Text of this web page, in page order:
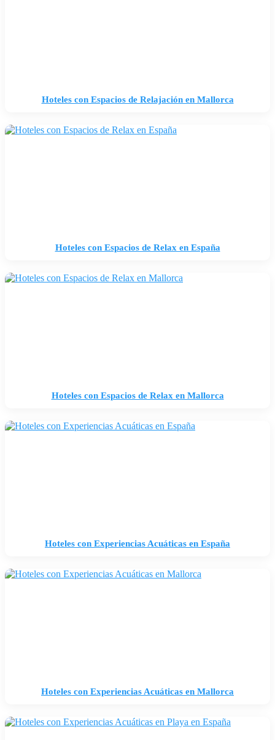
Hoteles con Espacios de Relajación en Mallorca
Hoteles con Espacios de Relax en España
Hoteles con Espacios de Relax en Mallorca
Hoteles con Experiencias Acuáticas en España
Hoteles con Experiencias Acuáticas en Mallorca